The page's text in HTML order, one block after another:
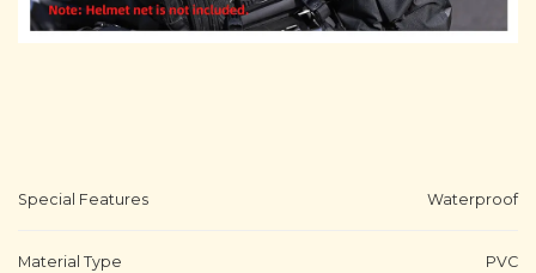
Special Features Waterproof
Material Type PVC